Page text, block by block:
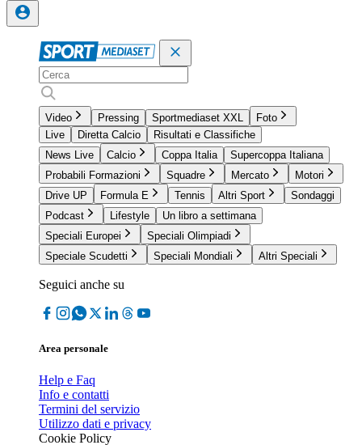
Video Pressing Sportmediaset XXL
Foto
Live
Diretta Calcio
Risultati e Classifiche
News Live
Calcio Coppa Italia
Supercoppa Italiana
Probabili Formazioni
Squadre Mercato
Motori
Drive UP
Formula E Tennis Altri Sport
Sondaggi
Podcast
Lifestyle
Un libro a settimana
Speciali Europei
Speciali Olimpiadi
Speciale Scudetti
Speciali Mondiali Altri Speciali
Seguici anche su
Area personale
Help e Faq
Info e contatti
Termini del servizio
Utilizzo dati e privacy
Cookie Policy